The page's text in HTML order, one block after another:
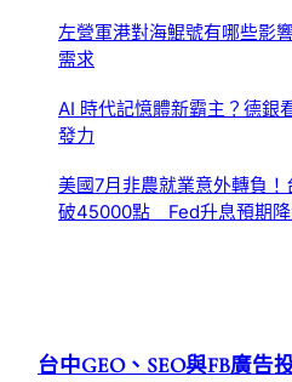
左營軍港對海鯤號有哪些影
需求
AI 時代記憶體新霸主？德銀
發力
美國7月非農就業意外轉負
破45000點 Fed升息預期降
台中GEO、SEO與FB廣告